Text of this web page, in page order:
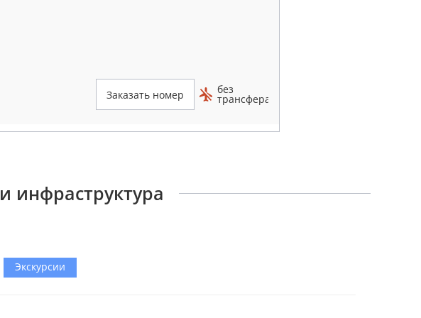
Заказать номер без
трансфера
инфраструктура
Экскурсии